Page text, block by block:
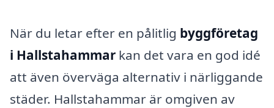
När du letar efter en pålitlig byggföretag
i Hallstahammar kan det vara en god idé
att även överväga alternativ i närliggande
städer. Hallstahammar är omgiven av